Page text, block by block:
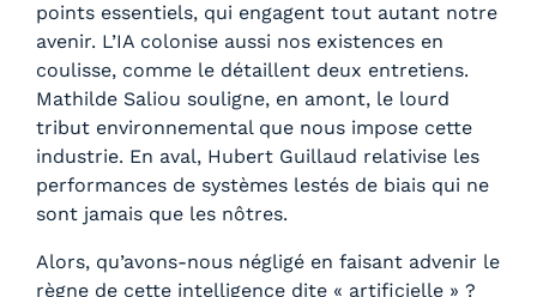
points essentiels, qui engagent tout autant notre
avenir. L’IA colonise aussi nos existences en
coulisse, comme le détaillent deux entretiens.
Mathilde Saliou souligne, en amont, le lourd
tribut environnemental que nous impose cette
industrie. En aval, Hubert Guillaud relativise les
performances de systèmes lestés de biais qui ne
sont jamais que les nôtres.
Alors, qu’avons-nous négligé en faisant advenir le
règne de cette intelligence dite « artificielle » ?